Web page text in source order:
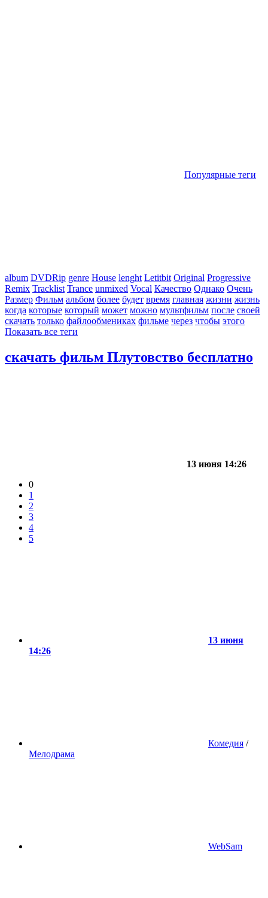
Популярные теги
album DVDRip genre House lenght Letitbit Original Progressive
Remix Tracklist Trance unmixed Vocal Качество Однако Очень
Размер Фильм альбом более будет время главная жизни жизнь
когда которые который может можно мультфильм после своей
скачать только файлообмениках фильме через чтобы этого
Показать все теги
скачать фильм Плутовство бесплатно
13 июня 14:26
0
1
2
3
4
5
13 июня
14:26
Комедия /
Мелодрама
WebSam